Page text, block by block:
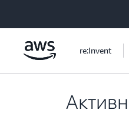
re:Invent